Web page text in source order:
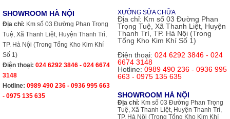
SHOWROOM HÀ NỘI
Địa chỉ: Km số 03 Đường Phan Trọng
Tuệ, Xã Thanh Liệt, Huyện Thanh Trì,
TP. Hà Nội (Trong Tổng Kho Kim Khí
Số 1)
Điện thoại: 024 6292 3846 - 024 6674
3148
Hotline: 0989 490 236 - 0936 995 663
- 0975 135 635
XƯỞNG SỬA CHỮA
Địa chỉ: Km số 03 Đường Phan
Trọng Tuệ, Xã Thanh Liệt, Huyện
Thanh Trì, TP. Hà Nội (Trong
Tổng Kho Kim Khí Số 1)
Điện thoại: 024 6292 3846 - 024
6674 3148
Hotline: 0989 490 236 - 0936 995
663 - 0975 135 635
SHOWROOM HÀ NỘI
Địa chỉ: Km số 03 Đường Phan Trọng
Tuệ, Xã Thanh Liệt, Huyện Thanh Trì,
TP. Hà Nội (Trong Tổng Kho Kim Khí